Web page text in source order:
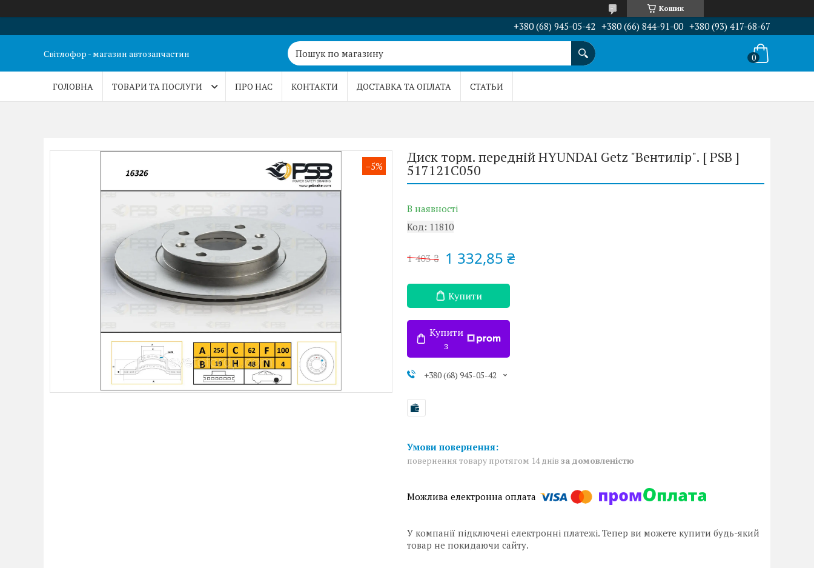
Кошик
+380 (68) 945-05-42 +380 (66) 844-91-00 +380 (93) 417-68-67
Світлофор - магазин автозапчастин
ГОЛОВНА ТОВАРИ ТА ПОСЛУГИ ПРО НАС КОНТАКТИ ДОСТАВКА ТА ОПЛАТА СТАТЬИ
–5%
Диск торм. передній HYUNDAI Getz "Вентилір". [ PSB ]
517121C050
В наявності
Код: 11810
1 403 ₴ 1 332,85 ₴
Купити
Купити
з
+380 (68) 945-05-42
повернення товару протягом 14 днів за домовленістю
У компанії підключені електронні платежі. Тепер ви можете купити будь-який
товар не покидаючи сайту.